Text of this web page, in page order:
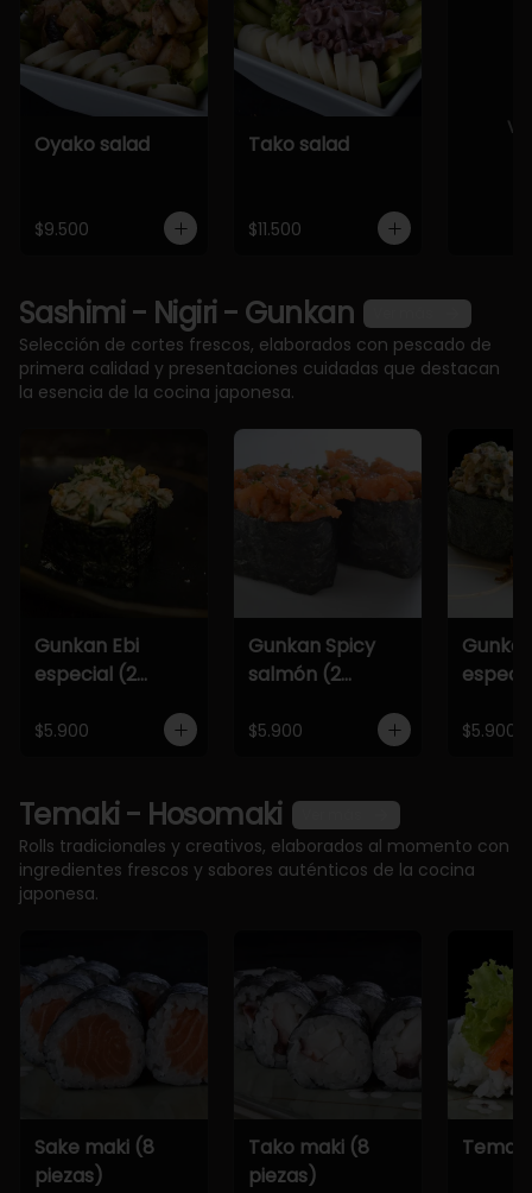
Oyako salad
$9.500
Tako salad
$11.500
Sashimi - Nigiri - Gunkan
Selección de cortes frescos, elaborados con pescado de
primera calidad y presentaciones cuidadas que destacan
la esencia de la cocina japonesa.
Gunkan Ebi
especial (2
$5.900
Gunkan Spicy
salmón (2
$5.900 $5.900
Temaki - Hosomaki
Rolls tradicionales y creativos, elaborados al momento con
ingredientes frescos y sabores auténticos de la cocina
japonesa.
Sake maki (8
piezas)
Tako maki (8
piezas)